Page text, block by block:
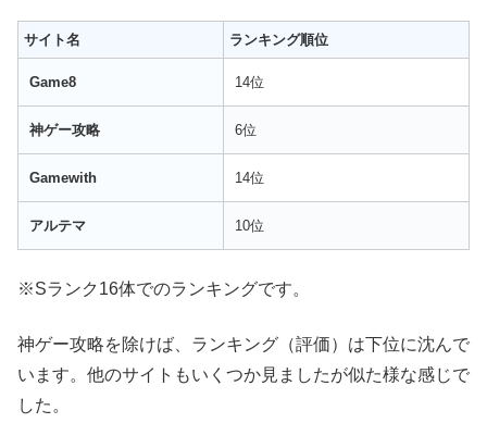
サイト名 ランキング順位
Game8 14位
神ゲー攻略 6位
Gamewith 14位
アルテマ 10位
※Sランク16体でのランキングです。
神ゲー攻略を除けば、ランキング（評価）は下位に沈んで
います。他のサイトもいくつか見ましたが似た様な感じで
した。